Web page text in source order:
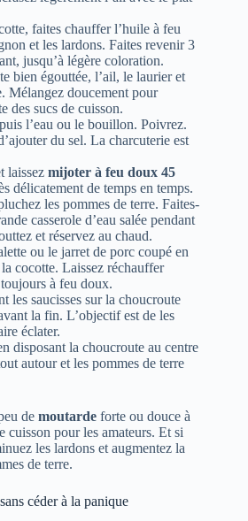
faites chauffer l’huile à feu
et les lardons. Faites revenir 3
jusqu’à légère coloration.
bien égouttée, l’ail, le laurier et
Mélangez doucement pour
des sucs de cuisson.
l’eau ou le bouillon. Poivrez.
du sel. La charcuterie est
laissez mijoter à feu doux 45
délicatement de temps en temps.
les pommes de terre. Faites-
casserole d’eau salée pendant
et réservez au chaud.
ou le jarret de porc coupé en
cocotte. Laissez réchauffer
à feu doux.
les saucisses sur la choucroute
la fin. L’objectif est de les
éclater.
disposant la choucroute au centre
autour et les pommes de terre
de moutarde forte ou douce à
cuisson pour les amateurs. Et si
les lardons et augmentez la
de terre.
céder à la panique